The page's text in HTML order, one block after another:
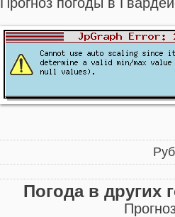
Погода в других